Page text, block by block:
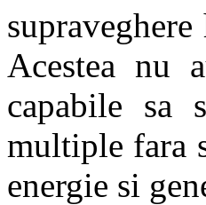
Acestea nu
capabile sa
multiple fara
energie si